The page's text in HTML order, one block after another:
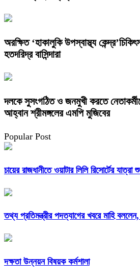
অরক্ষিত ‘হাকালুকি উপস্বাস্থ্য
হতদরিদ্র বাসিন্দারা
দলকে সুসংগঠিত ও জনমুখী করতে
আহ্বান শ্রীমঙ্গলের এমপি মুজিবের
Popular Post
চায়ের রাজধানীতে ওয়াটার লিলি রিসোর্টের যাত্রা
তথ্য প্রতিমন্ত্রীর পদত্যাগের খবরে মাহি
দক্ষতা উন্নয়ন বিষয়ক কর্মশালা